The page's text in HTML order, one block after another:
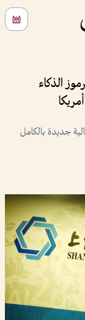
الذكاء
جديدة بالكامل